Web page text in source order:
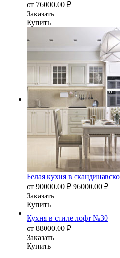
от 76000.00 ₽
Заказать
Купить
Белая кухня в
от 90000.00 ₽ 96000.00₽
Заказать
Купить
Кухня в стиле лофт №30
от 88000.00 ₽
Заказать
Купить